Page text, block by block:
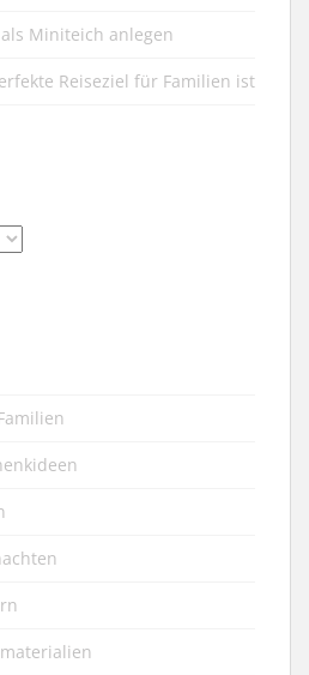
Miniteich anlegen
Reiseziel für Familien ist